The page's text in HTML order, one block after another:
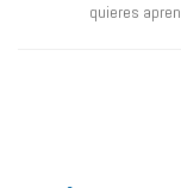
quieres